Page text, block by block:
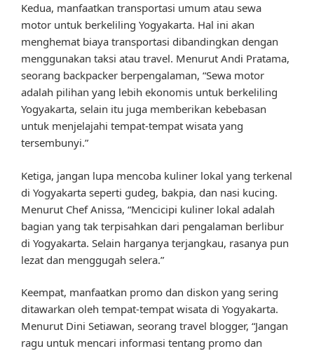
Kedua, manfaatkan transportasi umum atau sewa
motor untuk berkeliling Yogyakarta. Hal ini akan
menghemat biaya transportasi dibandingkan dengan
menggunakan taksi atau travel. Menurut Andi Pratama,
seorang backpacker berpengalaman, “Sewa motor
adalah pilihan yang lebih ekonomis untuk berkeliling
Yogyakarta, selain itu juga memberikan kebebasan
untuk menjelajahi tempat-tempat wisata yang
tersembunyi.”
Ketiga, jangan lupa mencoba kuliner lokal yang terkenal
di Yogyakarta seperti gudeg, bakpia, dan nasi kucing.
Menurut Chef Anissa, “Mencicipi kuliner lokal adalah
bagian yang tak terpisahkan dari pengalaman berlibur
di Yogyakarta. Selain harganya terjangkau, rasanya pun
lezat dan menggugah selera.”
Keempat, manfaatkan promo dan diskon yang sering
ditawarkan oleh tempat-tempat wisata di Yogyakarta.
Menurut Dini Setiawan, seorang travel blogger, “Jangan
ragu untuk mencari informasi tentang promo dan